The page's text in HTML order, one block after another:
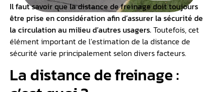
Il faut savoir que la distance de freinage doit toujours
être prise en considération afin d’assurer la sécurité de
la circulation au milieu d’autres usagers.Toutefois, cet
élément important de l’estimation de la distance de
sécurité varie principalement selon divers facteurs.
La distance de freinage :